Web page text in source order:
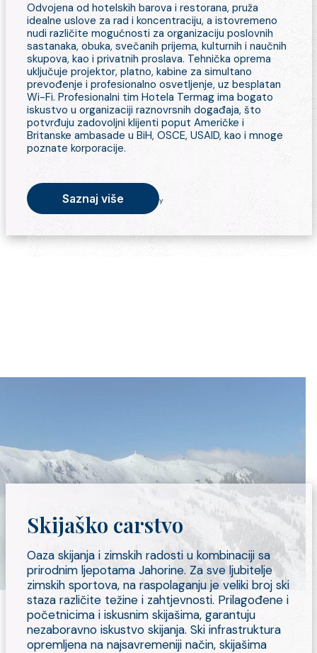
Odvojena od hotelskih barova i restorana, pruža
idealne uslove za rad i koncentraciju, a istovremeno
nudi različite mogućnosti za organizaciju poslovnih
sastanaka, obuka, svečanih prijemа, kulturnih i naučnih
skupova, kao i privatnih proslava. Tehnička oprema
uključuje projektor, platno, kabine za simultano
prevođenje i profesionalno osvetljenje, uz besplatan
Wi-Fi. Profesionalni tim Hotela Termag ima bogato
iskustvo u organizaciji raznovrsnih događaja, što
potvrđuju zadovoljni klijenti poput Američke i
Britanske ambasade u BiH, OSCE, USAID, kao i mnoge
poznate korporacije.
Saznaj više y
Skijaško carstvo
Oaza skijanja i zimskih radosti u kombinaciji sa
prirodnim ljepotama Jahorine. Za sve ljubitelje
zimskih sportova, na raspolaganju je veliki broj ski
staza različite težine i zahtjevnosti. Prilagođene i
početnicima i iskusnim skijašima, garantuju
nezaboravno iskustvo skijanja. Ski infrastruktura
opremljena na najsavremeniji način, skijašima